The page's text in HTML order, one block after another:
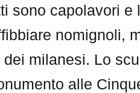
sono capolavori
nomignoli,
milanesi. Lo
alle